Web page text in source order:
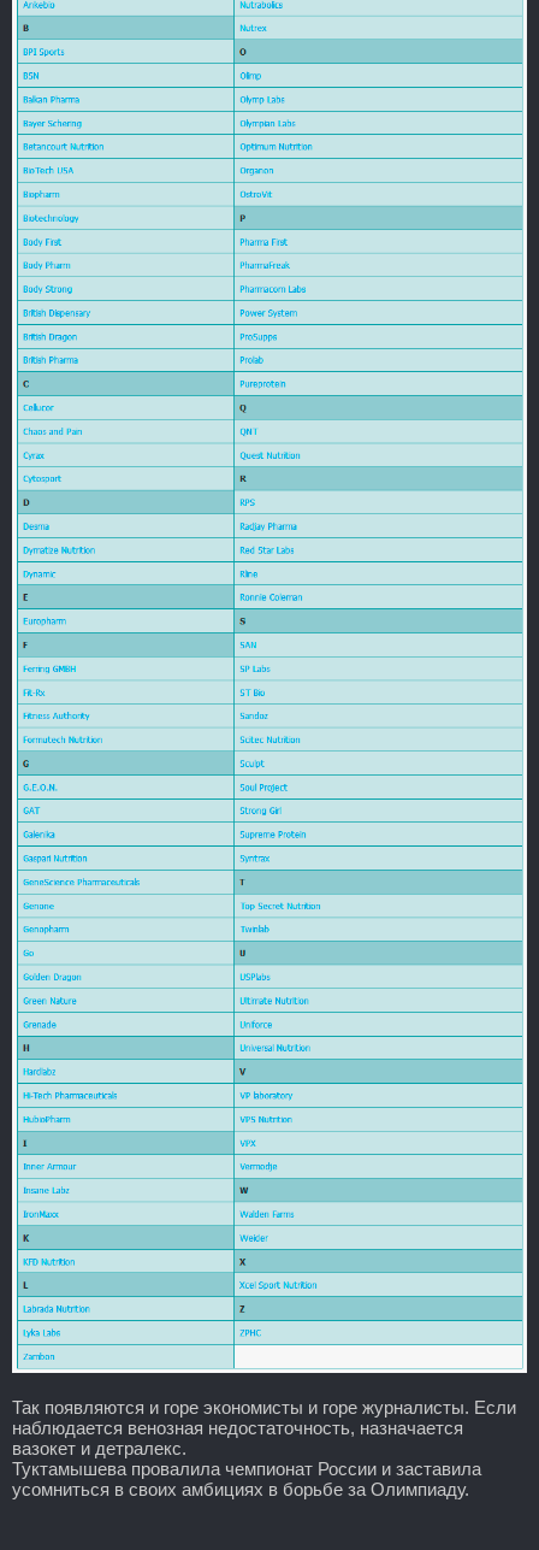
Так появляются и горе экономисты и горе журналисты. Если
наблюдается венозная недостаточность, назначается
вазокет и детралекс.
Туктамышева провалила чемпионат России и заставила
усомниться в своих амбициях в борьбе за Олимпиаду.